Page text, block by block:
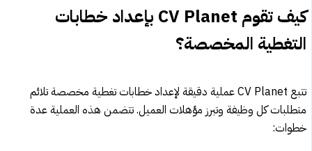
كيف تقوم
بإعداد خطابات
التغطية المخصصة؟
تتبع CV Planet عملية دقيقة لإعداد خطابات تغطية مخصصة تلائم
متطلبات كل وظيفة وتبرز مؤهلات العميل. تتضمن هذه العملية عدة
خطوات: